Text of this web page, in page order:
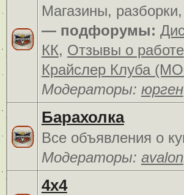
Магазины,
— подфорумы:
КК, Отзывы о работе
Крайслер Клуба
Модераторы: юрген
Барахолка
Все объявления о
Модераторы: avalon
4x4